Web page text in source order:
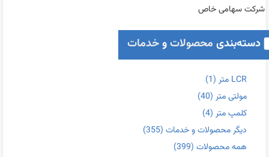
شرکت سهامی خاص
دسته‌بندی محصولاتوخدمات
LCR متر
(1)
مولتی متر (40)
کلمپ متر (4)
دیگر محصولات و خدمات (355)
همه محصولات (399)